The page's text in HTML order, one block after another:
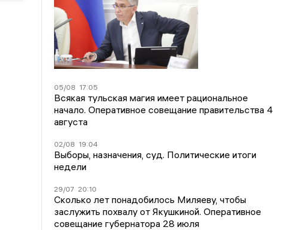
05/08 17:05
Всякая тульская магия имеет рациональное
начало. Оперативное совещание правительства 4
августа
02/08 19:04
Выборы, назначения, суд. Политические итоги
недели
29/07 20:10
Сколько лет понадобилось Миляеву, чтобы
заслужить похвалу от Якушкиной. Оперативное
совещание губернатора 28 июля